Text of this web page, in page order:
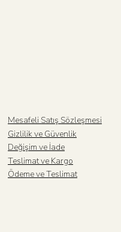
Mesafeli Satış Sözleşmesi
Gizlilik ve Güvenlik
Değişim ve İade
Teslimat ve Kargo
Ödeme ve Teslimat